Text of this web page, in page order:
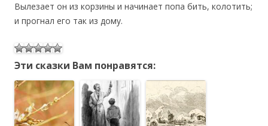
Вылезает он из корзины и начинает попа бить, колотить;
и прогнал его так из дому.
Эти сказки Вам понравятся: